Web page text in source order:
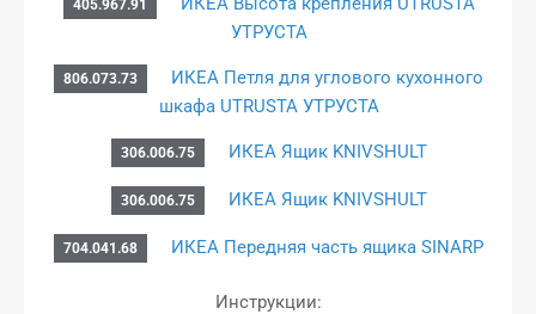
405.967.91
УТРУСТА
806.073.73
ИКЕА Петля для углового кухонного
шкафа UTRUSTA УТРУСТА
306.006.75 ИКЕА Ящик KNIVSHULT
306.006.75 ИКЕА Ящик KNIVSHULT
704.041.68 ИКЕА Передняя часть ящика SINARP
Инструкции: